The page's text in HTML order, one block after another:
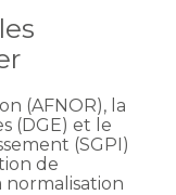
(AFNOR), la
(DGE) et le
(SGPI)
de